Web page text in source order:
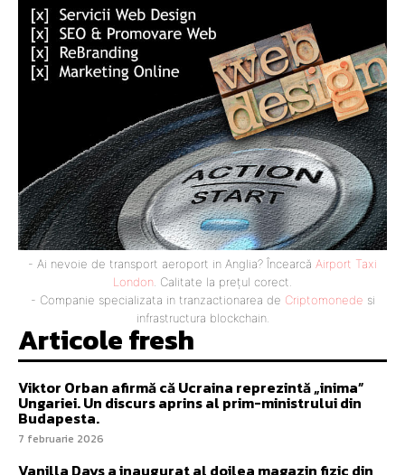
- Ai nevoie de transport aeroport in Anglia? Încearcă Airport Taxi
London . Calitate la prețul corect.
- Companie specializata in tranzactionarea de Criptomonede si
infrastructura blockchain.
Articole fresh
Viktor Orban afirmă că Ucraina reprezintă „inima”
Ungariei. Un discurs aprins al prim-ministrului din
Budapesta.
7 februarie 2026
Vanilla Days a inaugurat al doilea magazin fizic din